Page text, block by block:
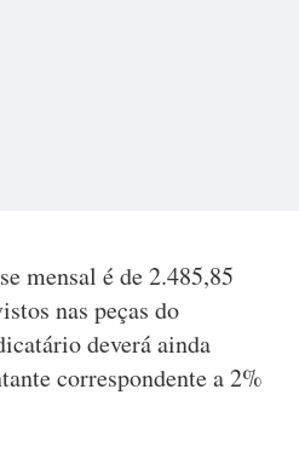
mensal é de 2.485,85
nas peças do
deverá ainda
correspondente a 2%